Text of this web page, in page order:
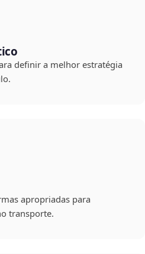
definir a melhor estratégia
apropriadas para
transporte.